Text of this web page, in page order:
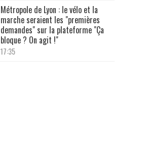
Métropole de Lyon : le vélo et la
marche seraient les "premières
demandes" sur la plateforme "Ça
bloque ? On agit !"
17:35